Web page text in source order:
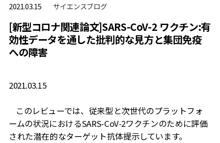
2021.03.15 サイエンスブログ
[新型コロナ関連論文]SARS-CoV-2 ワクチン:有
効性データを通した批判的な見方と集団免疫
への障害
2021.03.15
このレビューでは、従来型と次世代のプラットフォ
ームの状況におけるSARS-CoV-2ワクチンのために評価
された潜在的なターゲット抗体提示しています。